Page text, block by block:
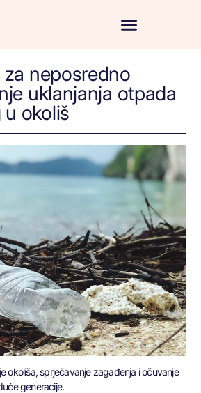
neposredno
uklanjanja otpada
okoliš
okoliša, sprječavanje zagađenja i očuvanje
generacije.